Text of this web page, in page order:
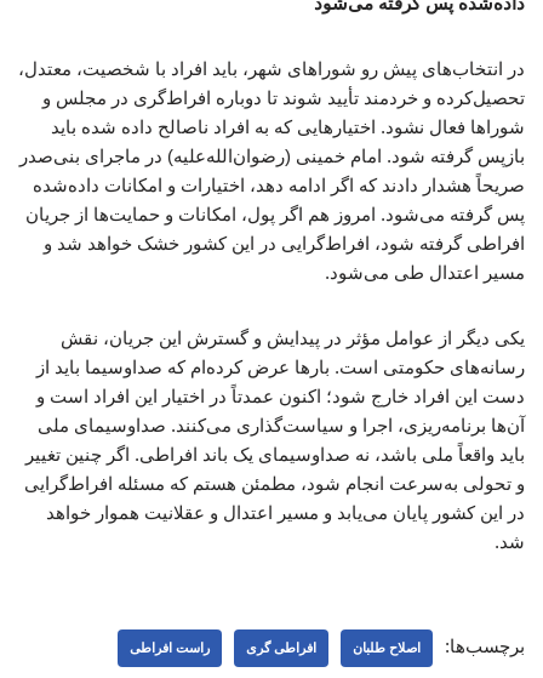
در انتخاب‌های پیش رو شوراهای شهر، باید افراد با شخصیت، معتدل،
تحصیل‌کرده و خردمند تأیید شوند تا دوباره افراط‌گری در مجلس و
شوراها فعال نشود. اختیارهایی که به افراد ناصالح داده شده باید
بازپس گرفته شود. امام خمینی (رضوان‌الله‌علیه) در ماجرای بنی‌صدر
صریحاً هشدار دادند که اگر ادامه دهد، اختیارات و امکانات داده‌شده
پس گرفته می‌شود. امروز هم اگر پول، امکانات و حمایت‌ها از جریان
افراطی گرفته شود، افراط‌گرایی در این کشور خشک خواهد شد و
مسیر اعتدال طی می‌شود.
یکی دیگر از عوامل مؤثر در پیدایش و گسترش این جریان، نقش
رسانه‌های حکومتی است. بارها عرض کرده‌ام که صداوسیما باید از
دست این افراد خارج شود؛ اکنون عمدتاً در اختیار این افراد است و
آن‌ها برنامه‌ریزی، اجرا و سیاست‌گذاری می‌کنند. صداوسیمای ملی
باید واقعاً ملی باشد، نه صداوسیمای یک باند افراطی. اگر چنین تغییر
و تحولی به‌سرعت انجام شود، مطمئن هستم که مسئله افراط‌گرایی
در این کشور پایان می‌یابد و مسیر اعتدال و عقلانیت هموار خواهد
شد.
برچسب‌ها: اصلاح طلبان افراطی گری راست افراطی